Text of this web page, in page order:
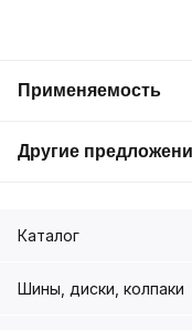
Применяемость
Другие
Каталог
Шины, диски, колпаки